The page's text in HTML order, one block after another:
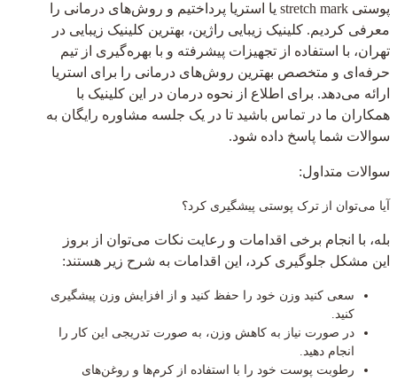
پوستی stretch mark یا استریا پرداختیم و روش‌های درمانی را
معرفی کردیم. کلینیک زیبایی راژین، بهترین کلینیک زیبایی در
تهران، با استفاده از تجهیزات پیشرفته و با بهره‌گیری از تیم
حرفه‌ای و متخصص بهترین روش‌های درمانی را برای استریا
ارائه می‌دهد. برای اطلاع از نحوه درمان در این کلینیک با
همکاران ما در تماس باشید تا در یک جلسه مشاوره رایگان به
سوالات شما پاسخ داده شود.
سوالات متداول:
آیا می‌توان از ترک پوستی پیشگیری کرد؟
بله، با انجام برخی اقدامات و رعایت نکات می‌توان از بروز
این مشکل جلوگیری کرد، این اقدامات به شرح زیر هستند:
سعی کنید وزن خود را حفظ کنید و از افزایش وزن پیشگیری
کنید.
در صورت نیاز به کاهش وزن، به صورت تدریجی این کار را
انجام دهید.
رطوبت پوست خود را با استفاده از کرم‌ها و روغن‌های